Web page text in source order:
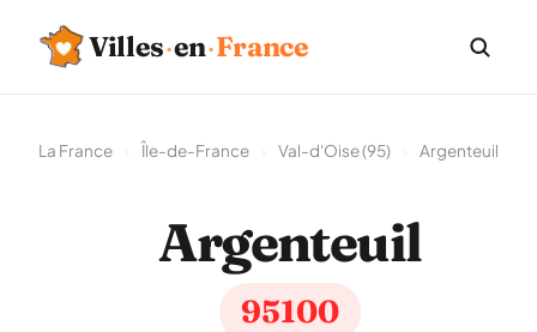
Villes·en·France
La France Île-de-France Val-d'Oise (95) Argenteuil
Argenteuil
95100